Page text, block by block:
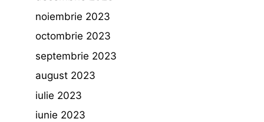
noiembrie 2023
octombrie 2023
septembrie 2023
august 2023
iulie 2023
iunie 2023